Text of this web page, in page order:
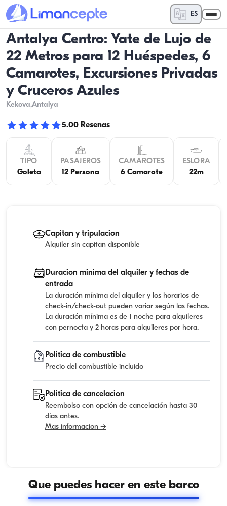
ES
Antalya Centro: Yate de Lujo de
22 Metros para 12 Huéspedes, 6
Camarotes, Excursiones Privadas
y Cruceros Azules
Kekova,Antalya
5.00 Resenas
TIPO
Goleta
PASAJEROS
12 Persona
CAMAROTES
6 Camarote
ESLORA
22m
Capitan y tripulacion
Alquiler sin capitan disponible
Duracion minima del alquiler y fechas de
entrada
La duración mínima del alquiler y los horarios de
check-in/check-out pueden variar según las fechas.
La duración mínima es de 1 noche para alquileres
con pernocta y 2 horas para alquileres por hora.
Politica de combustible
Precio del combustible incluido
Politica de cancelacion
Reembolso con opción de cancelación hasta 30
días antes.
Mas informacion →
Que puedes hacer en este barco